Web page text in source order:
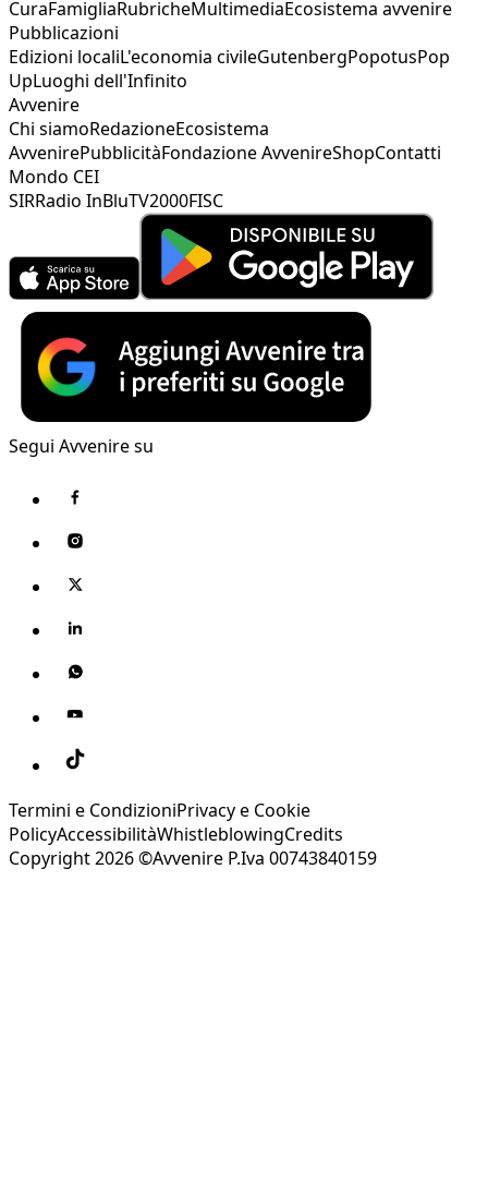
CuraFamigliaRubricheMultimediaEcosistema avvenire
Pubblicazioni
Edizioni localiL'economia civileGutenbergPopotusPop
UpLuoghi dell'Infinito
Avvenire
Chi siamoRedazioneEcosistema
AvvenirePubblicitàFondazione AvvenireShopContatti
Mondo CEI
SIRRadio InBluTV2000FISC
Segui Avvenire su
Termini e CondizioniPrivacy e Cookie
PolicyAccessibilitàWhistleblowingCredits
Copyright 2026 ©Avvenire P.Iva 00743840159